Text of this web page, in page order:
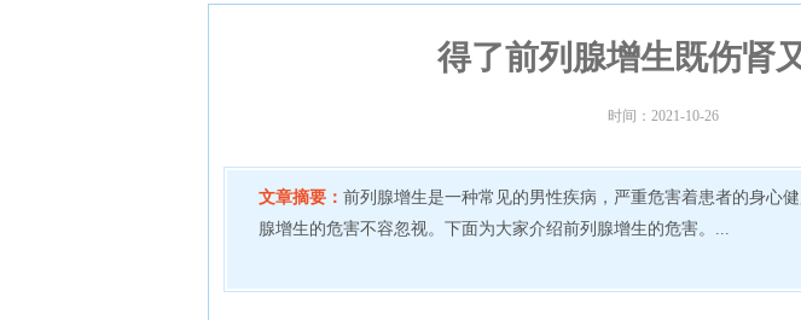
得了前列腺增生既伤肾
时间：2021-10-26
文章摘要： 前列腺增生是一种常见的男性疾病，严重危害着患者的身心
腺增生的危害不容忽视。下面为大家介绍前列腺增生的危害。...